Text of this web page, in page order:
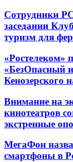
Сотрудники
заседании
туризм для
«Ростелеком»
«БезОпасный
Кенозерского
Внимание на
кинотеатров
экстренные
МегаФон
смартфоны в